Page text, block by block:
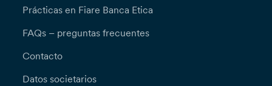
Prácticas en Fiare Banca Etica
FAQs – preguntas frecuentes
Contacto
Datos societarios